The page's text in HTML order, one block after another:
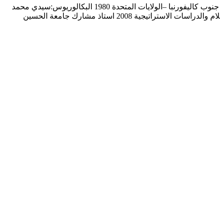
أ.د.احمد سليم البرصان استاذ كلية االقتصاد والعلوم اإلدارية حاصل على 1993 الدكتوراة: جامعة درم –بريطانيا 1985 الماجستير: جامعة جنوب كاليفورنبا –الولايات المتحدة 1980 البكالوريوس:سيدي محمد
بن عبداهلل فاس المغرب خبرة التدريس الجامعي بعد الحصول على أعلى درجة علمية 2016 استاذ جامعة الحسين بن طلال / قسم الاعلام والدراسات الاستراتيجية 2008 استاذ مشارك جامعة الحسين